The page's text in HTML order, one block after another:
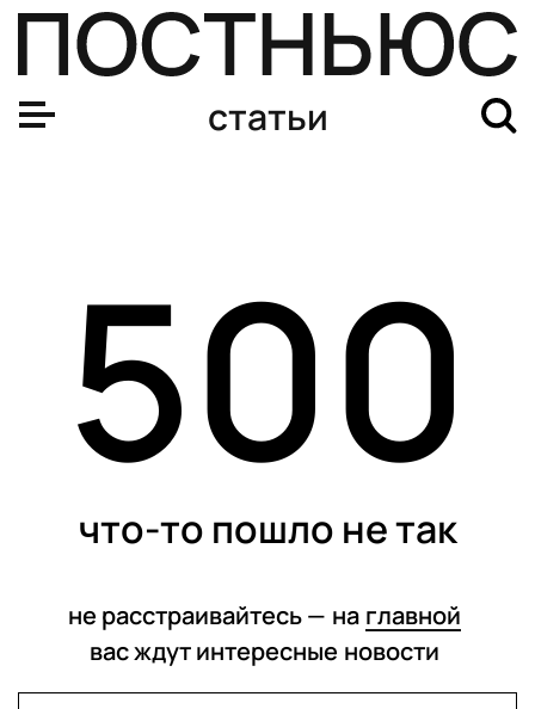
статьи
500
что-то пошло не так
не расстраивайтесь — на главной
вас ждут интересные новости
Москвича не взяли на работу из-за расклада